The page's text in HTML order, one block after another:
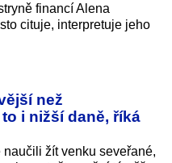
financí Alena
cituje, interpretuje jeho
než
i nižší daně, říká
žít venku seveřané,